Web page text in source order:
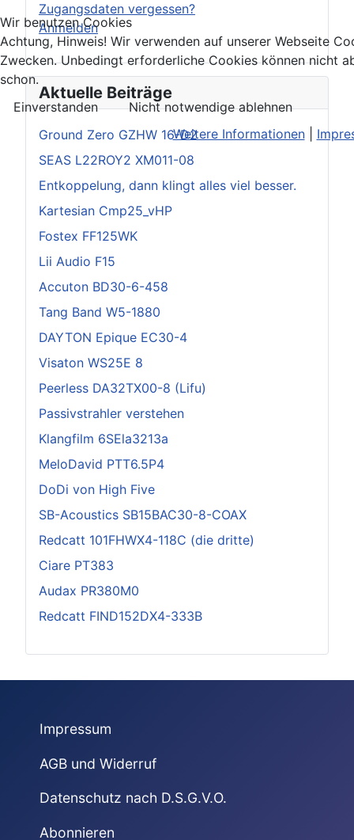
Zugangsdaten vergessen?
Anmelden
Aktuelle Beiträge
Ground Zero GZHW 16-D2
SEAS L22ROY2 XM011-08
Entkoppelung, dann klingt alles viel besser.
Kartesian Cmp25_vHP
Fostex FF125WK
Lii Audio F15
Accuton BD30-6-458
Tang Band W5-1880
DAYTON Epique EC30-4
Visaton WS25E 8
Peerless DA32TX00-8 (Lifu)
Passivstrahler verstehen
Klangfilm 6SEla3213a
MeloDavid PTT6.5P4
DoDi von High Five
SB-Acoustics SB15BAC30-8-COAX
Redcatt 101FHWX4-118C (die dritte)
Ciare PT383
Audax PR380M0
Redcatt FIND152DX4-333B
Impressum
AGB und Widerruf
Datenschutz nach D.S.G.V.O.
Abonnieren
Wir benutzen Cookies
Achtung, Hinweis! Wir verwenden auf unserer Webseite
Zwecken. Unbedingt erforderliche Cookies können nicht
schon.
Einverstanden
Nicht notwendige ablehnen
Weitere Informationen|